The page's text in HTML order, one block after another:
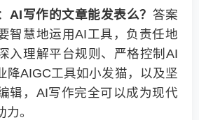
AI写作的文章能发表么？ 答案
智慧地运用AI工具，负责任地
入理解平台规则、严格控制AI
降AIGC工具如小发猫，以及坚
辑，AI写作完全可以成为现代
。